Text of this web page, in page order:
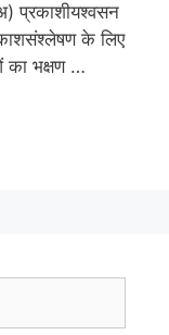
प्रकाशीयश्वसन
के लिए
का भक्षण …